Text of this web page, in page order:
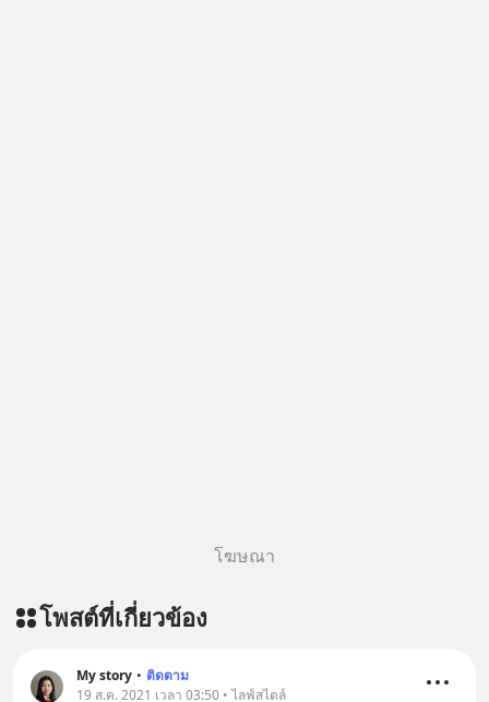
โฆษณา
โพสต์ที่เกี่ยวข้อง
My story • ติดตาม
19 ส.ค. 2021 เวลา 03:50 • ไลฟ์สไตล์